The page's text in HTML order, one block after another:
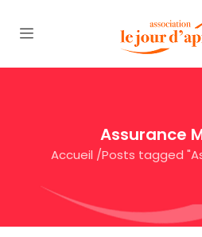
Assurance
Accueil /Posts tagged